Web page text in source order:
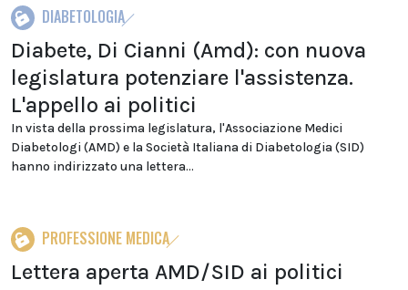
DIABETOLOGIA
Diabete, Di Cianni (Amd): con nuova
legislatura potenziare l'assistenza.
L'appello ai politici
In vista della prossima legislatura, l'Associazione Medici
Diabetologi (AMD) e la Società Italiana di Diabetologia (SID)
hanno indirizzato una lettera...
PROFESSIONE MEDICA
Lettera aperta AMD/SID ai politici